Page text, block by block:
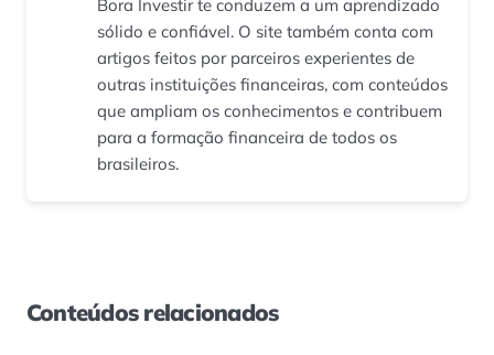
Bora Investir te conduzem a um aprendizado
sólido e confiável. O site também conta com
artigos feitos por parceiros experientes de
outras instituições financeiras, com conteúdos
que ampliam os conhecimentos e contribuem
para a formação financeira de todos os
brasileiros.
Conteúdos relacionados